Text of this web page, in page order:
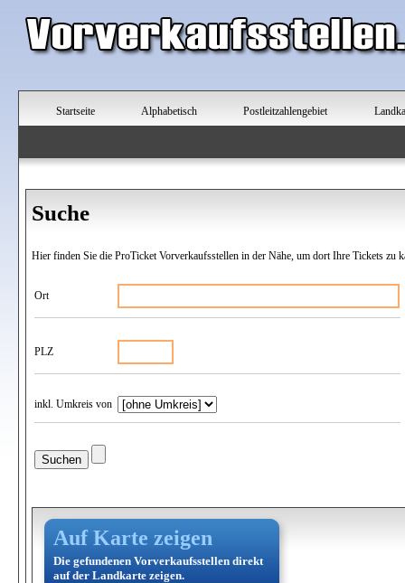
Startseite Alphabetisch Postleitzahlengebiet
Suche
Hier finden Sie die ProTicket Vorverkaufsstellen in der Nähe, um dort Ihre Tickets zu
Ort
PLZ
inkl. Umkreis von
Auf Karte zeigen
Die gefundenen Vorverkaufsstellen direkt
auf der Landkarte zeigen.